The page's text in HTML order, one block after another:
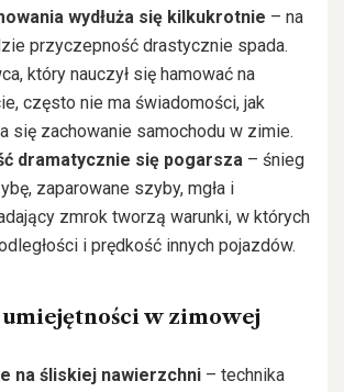
wydłuża się kilkukrotnie – na
przyczepność drastycznie spada.
który nauczył się hamować na
często nie ma świadomości, jak
się zachowanie samochodu w zimie.
dramatycznie się pogarsza – śnieg
zaparowane szyby, mgła i
zmrok tworzą warunki, w których
i prędkość innych pojazdów.
w zimowej
na śliskiej nawierzchni – technika